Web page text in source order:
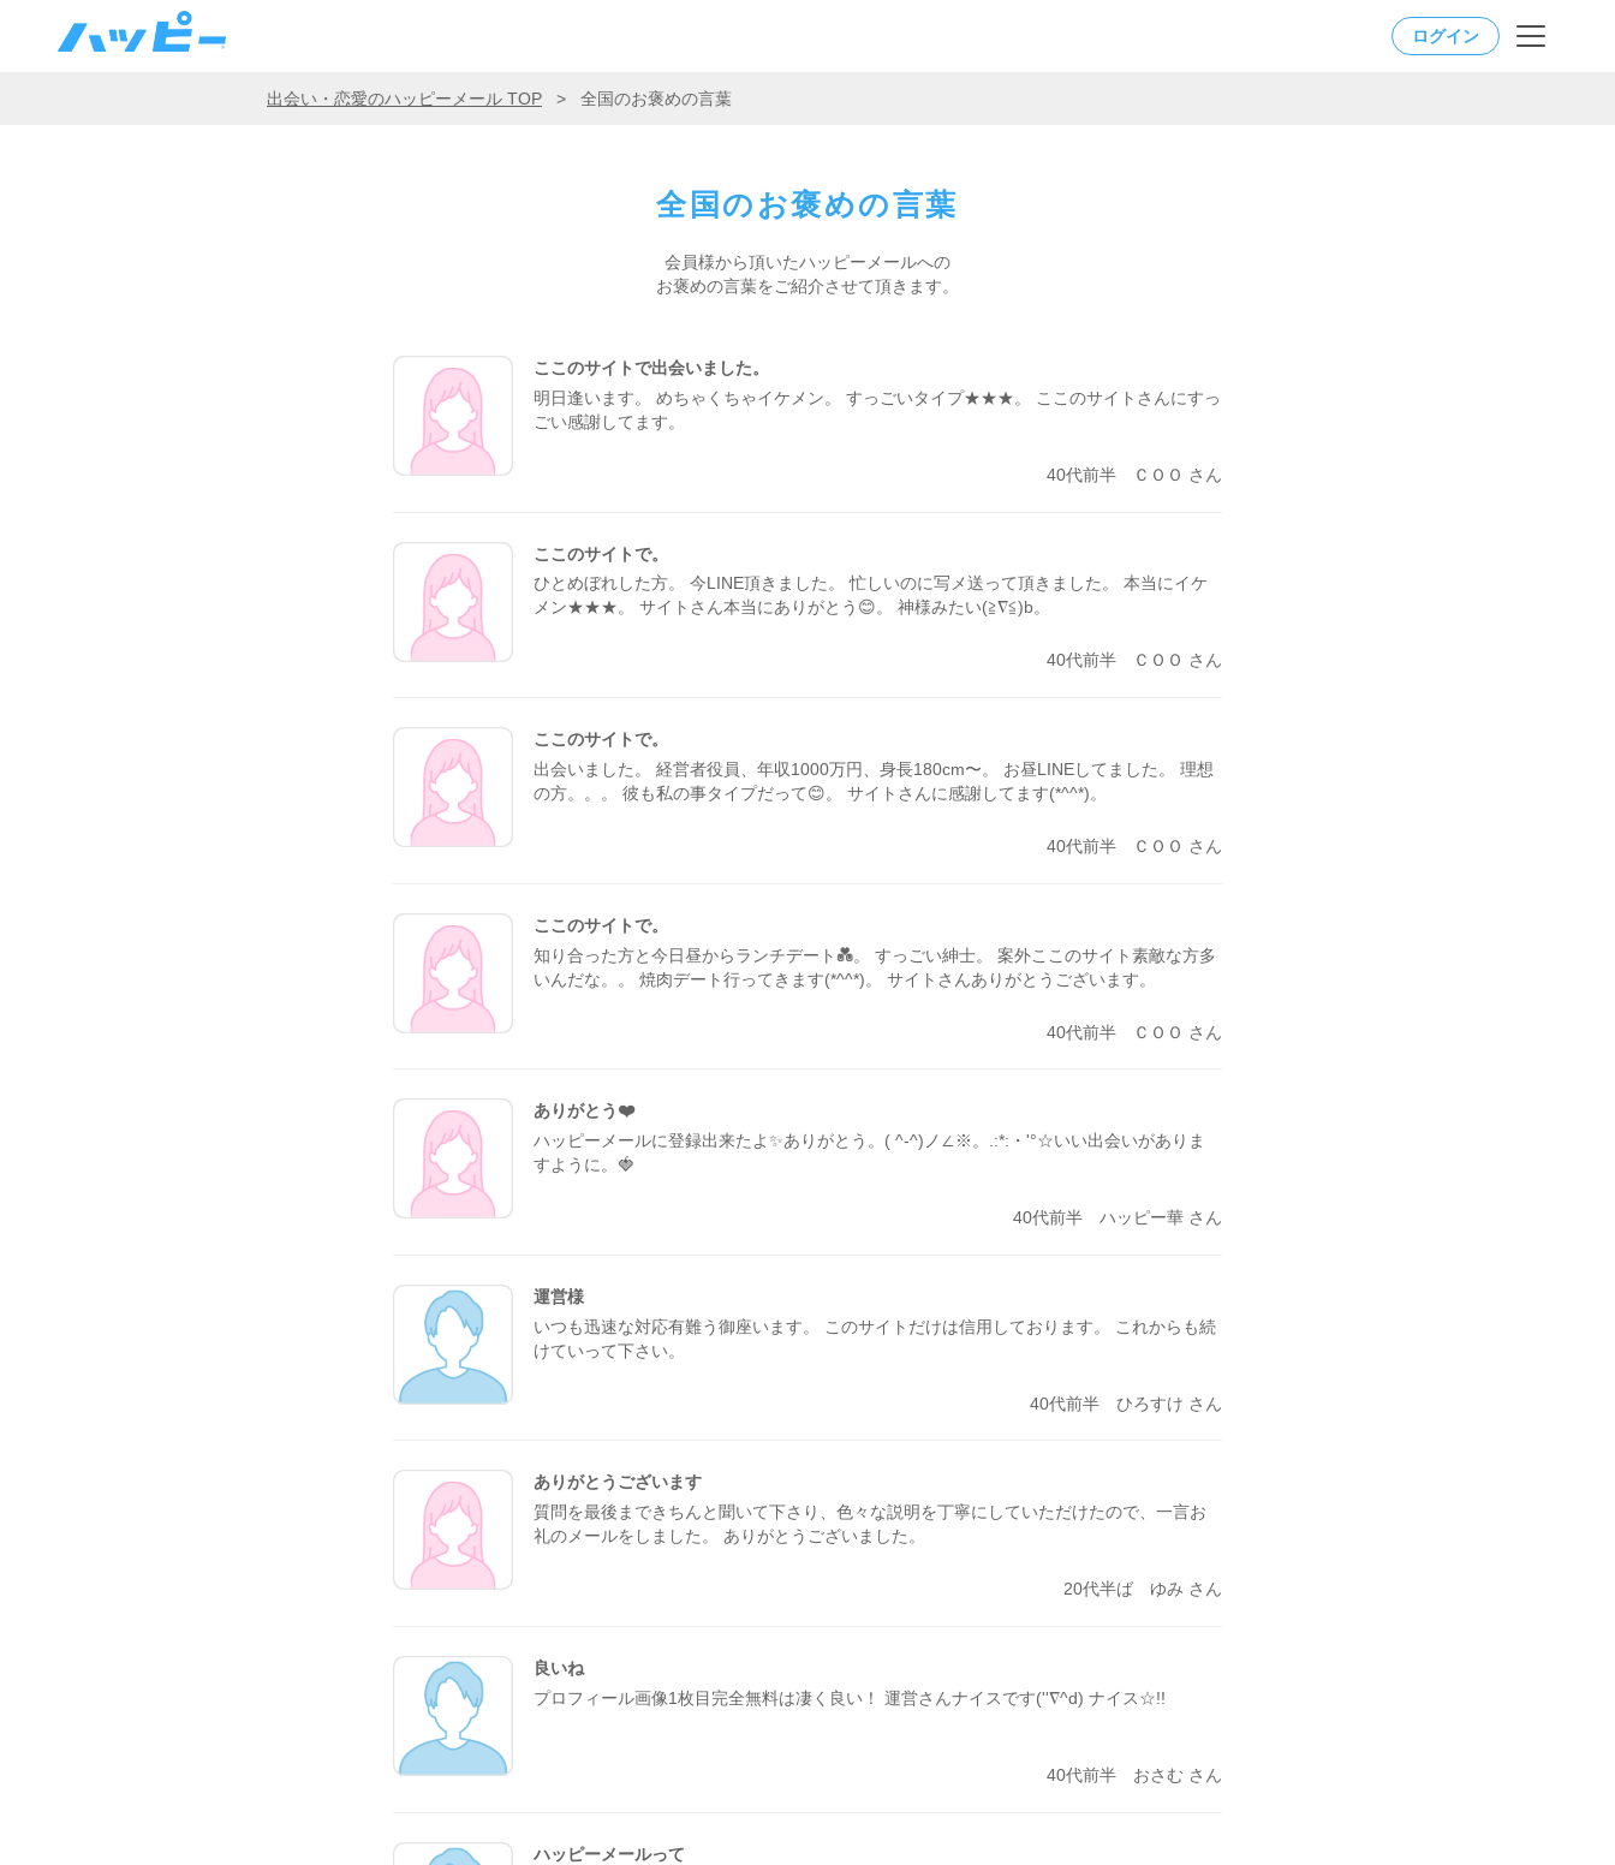
ログイン
出会い・恋愛のハッピーメール TOP > 全国のお褒めの言葉
全国の お褒めの言葉
会員様から頂いたハッピーメールへの
お褒めの言葉をご紹介させて頂きます。
ここのサイトで出会いました。
明日逢います。 めちゃくちゃイケメン。 すっごいタイプ★★★。 ここのサイトさんにすっ
ごい感謝してます。
40代前半 ＣＯＯ さん
ここのサイトで。
ひとめぼれした方。 今LINE頂きました。 忙しいのに写メ送って頂きました。 本当にイケ
メン★★★。 サイトさん本当にありがとう😊。 神様みたい(≧∇≦)b。
40代前半 ＣＯＯ さん
ここのサイトで。
出会いました。 経営者役員、年収1000万円、身長180cm〜。 お昼LINEしてました。 理想
の方。。。 彼も私の事タイプだって😊。 サイトさんに感謝してます(*^^*)。
40代前半 ＣＯＯ さん
ここのサイトで。
知り合った方と今日昼からランチデート💑。 すっごい紳士。 案外ここのサイト素敵な方多
いんだな。。 焼肉デート行ってきます(*^^*)。 サイトさんありがとうございます。
40代前半 ＣＯＯ さん
ありがとう❤️
ハッピーメールに登録出来たよ✨ありがとう。( ^-^)ノ∠※。.:*:・'°☆いい出会いがありま
すように。🍓
40代前半 ハッピー華 さん
運営様
いつも迅速な対応有難う御座います。 このサイトだけは信用しております。 これからも続
けていって下さい。
40代前半 ひろすけ さん
ありがとうございます
質問を最後まできちんと聞いて下さり、色々な説明を丁寧にしていただけたので、一言お
礼のメールをしました。 ありがとうございました。
20代半ば ゆみ さん
良いね
プロフィール画像1枚目完全無料は凄く良い！ 運営さんナイスです(''∇^d) ナイス☆!!
40代前半 おさむ さん
ハッピーメールって